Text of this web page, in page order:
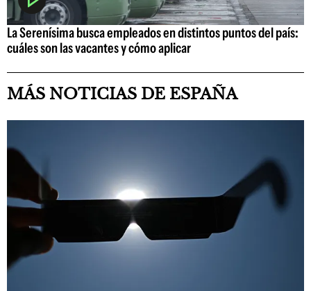
La Serenísima busca empleados en distintos puntos del país:
cuáles son las vacantes y cómo aplicar
MÁS NOTICIAS DE ESPAÑA